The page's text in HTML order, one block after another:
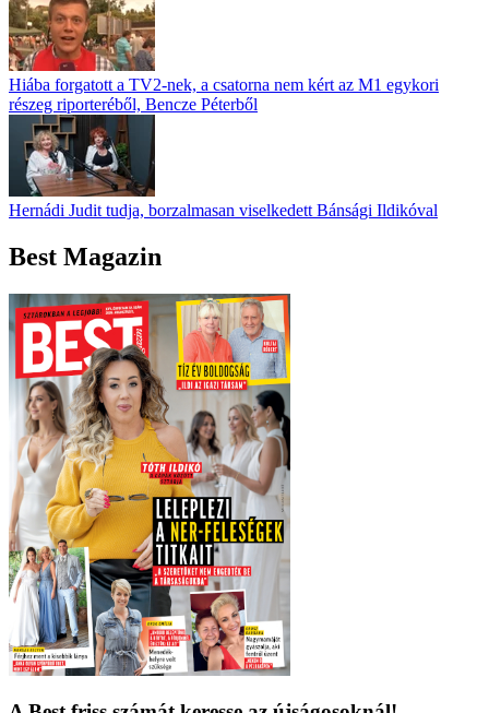
Hiába forgatott a TV2-nek, a csatorna nem kért az M1 egykori
részeg riporteréből, Bencze Péterből
Hernádi Judit tudja, borzalmasan viselkedett Bánsági Ildikóval
Best Magazin